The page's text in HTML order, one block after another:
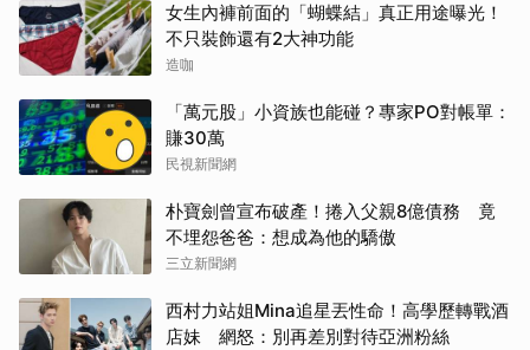
女生內褲前面的「蝴蝶結」真正用途曝光！
不只裝飾還有2大神功能
造咖
「萬元股」小資族也能碰？專家PO對帳單：
賺30萬
民視新聞網
朴寶劍曾宣布破產！捲入父親8億債務 竟
不埋怨爸爸：想成為他的驕傲
三立新聞網
西村力站姐Mina追星丟性命！高學歷轉戰酒
店妹 網怒：別再差別對待亞洲粉絲